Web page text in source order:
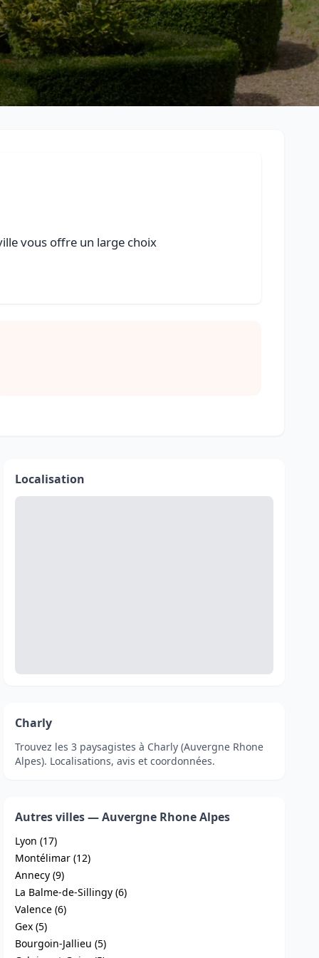
vous offre un large choix
Localisation
Charly
Trouvez les 3 paysagistes à Charly (Auvergne Rhone
Alpes). Localisations, avis et coordonnées.
Autres villes — Auvergne Rhone Alpes
Lyon (17)
Montélimar (12)
Annecy (9)
La Balme-de-Sillingy (6)
Valence (6)
Gex (5)
Bourgoin-Jallieu (5)